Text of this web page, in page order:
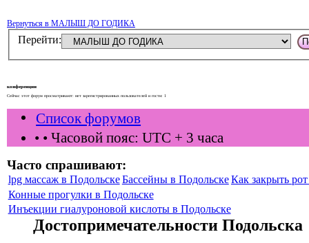
Вернуться в МАЛЫШ ДО ГОДИКА
Перейти:
конференции
Сейчас этот форум просматривают: нет зарегистрированных пользователей и гости: 1
Список форумов
• • Часовой пояс: UTC + 3 часа
Часто спрашивают:
lpg массаж в Подольске Бассейны в ПодольскеКак закрыть
Конные прогулки в Подольске
Инъекции гиалуроновой кислоты в Подольске
Достопримечательности Подольска